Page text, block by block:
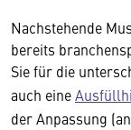
Nachstehende
bereits
Sie für die
auch eine
der Anpassung